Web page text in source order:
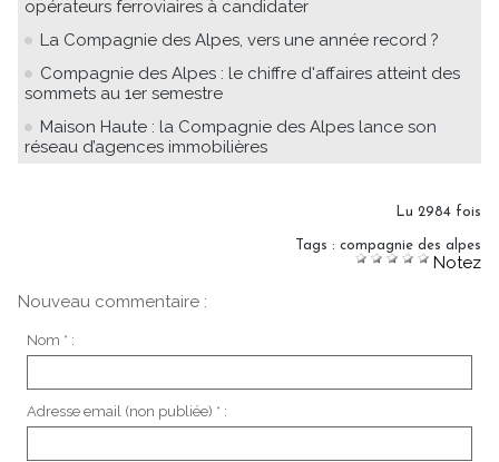
opérateurs ferroviaires à candidater
La Compagnie des Alpes, vers une année record ?
Compagnie des Alpes : le chiffre d'affaires atteint des
sommets au 1er semestre
Maison Haute : la Compagnie des Alpes lance son
réseau d’agences immobilières
Lu 2984 fois
Tags : compagnie des alpes
Notez
Nouveau commentaire :
Nom * :
Adresse email (non publiée) * :